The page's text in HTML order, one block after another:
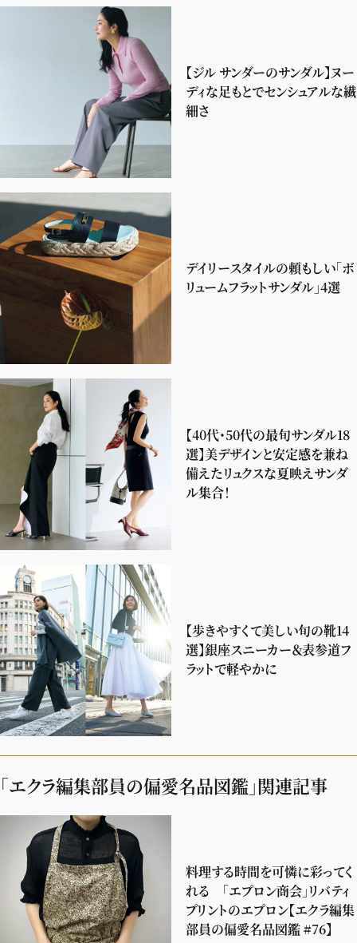
【ジル サンダーのサンダル】ヌー
ディな足もとでセンシュアルな繊
細さ
デイリースタイルの頼もしい「ボ
リュームフラットサンダル」4選
【40代・50代の最旬サンダル18
選】美デザインと安定感を兼ね
備えたリュクスな夏映えサンダ
ル集合！
【歩きやすくて美しい旬の靴14
選】銀座スニーカー＆表参道フ
ラットで軽やかに
「エクラ編集部員の偏愛名品図鑑」関連記事
料理する時間を可憐に彩ってく
れる 「エプロン商会」リバティ
プリントのエプロン【エクラ編集
部員の偏愛名品図鑑 #76】